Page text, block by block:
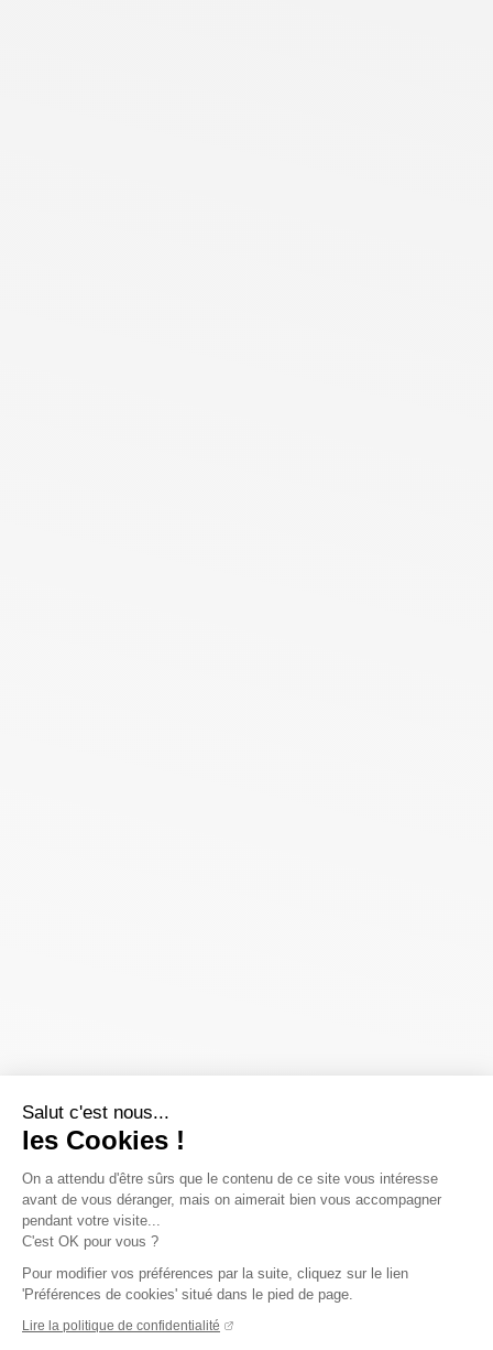
Salut c'est nous...
les Cookies !
On a attendu d'être sûrs que le contenu de ce site vous intéresse
avant de vous déranger, mais on aimerait bien vous accompagner
pendant votre visite...
C'est OK pour vous ?
Pour modifier vos préférences par la suite, cliquez sur le lien
'Préférences de cookies' situé dans le pied de page.
Lire la politique de confidentialité